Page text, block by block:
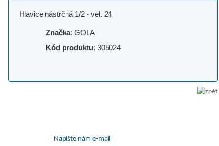
Hlavice nástrčná 1/2 - vel. 24
Značka: GOLA
Kód produktu: 305024
Napište nám e-mail